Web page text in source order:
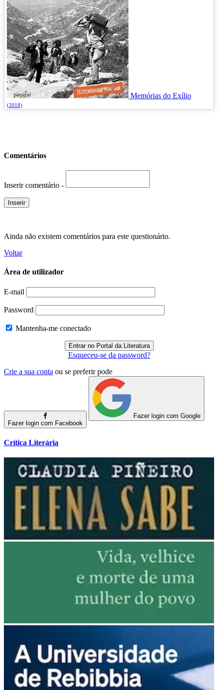
Memórias do Exílio
(2018)
Comentários
Inserir comentário -
Ainda não existem comentários para este questionário.
Voltar
Área de utilizador
E-mail
Password
Mantenha-me conectado
Esqueceu-se da password?
Crie a sua conta ou se preferir pode
Fazer login com Facebook
Fazer login com Google
Crítica Literária